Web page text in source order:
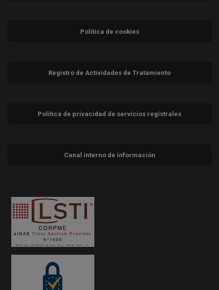
Política de cookies
Registro de Actividades de Tratamiento
Política de privacidad de servicios registrales
Canal interno de información